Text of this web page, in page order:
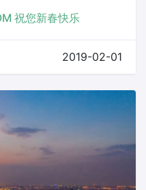
祝您新春快乐
2019-02-01